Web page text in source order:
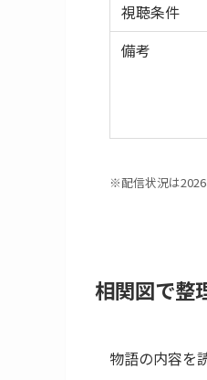
視聴条件
備考
※配信状況は
相関図で整
物語の内容を